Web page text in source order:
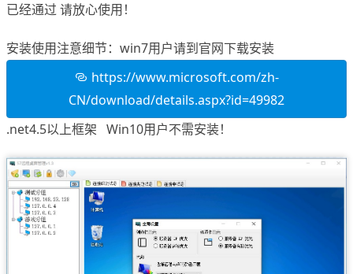
已经通过 请放心使用！
安装使用注意细节：win7用户请到官网下载安装
https://www.microsoft.com/zh-
CN/download/details.aspx?id=49982
.net4.5以上框架 Win10用户不需安装！